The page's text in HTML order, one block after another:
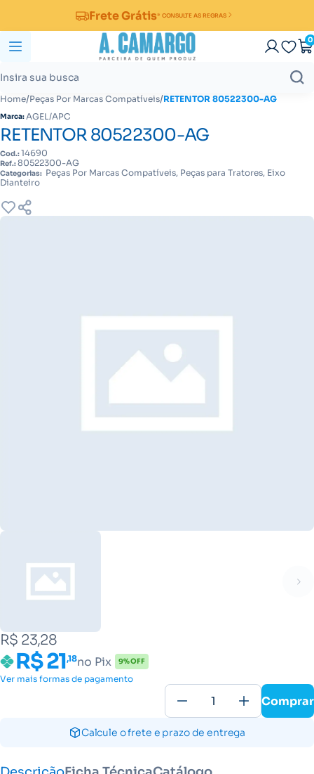
Frete Grátis* CONSULTE AS REGRAS
0
Home/Peças Por Marcas Compatíveis/RETENTOR 80522300-AG
Marca:AGEL/APC
RETENTOR 80522300-AG
Cod.:14690
Ref.:80522300-AG
Categorias: Peças Por Marcas Compatíveis, Peças para Tratores, Eixo
Dianteiro
R$ 23,28
R$ 21,18no Pix 9% OFF
Ver mais formas de pagamento
Comprar
Calcule o frete e prazo de entrega